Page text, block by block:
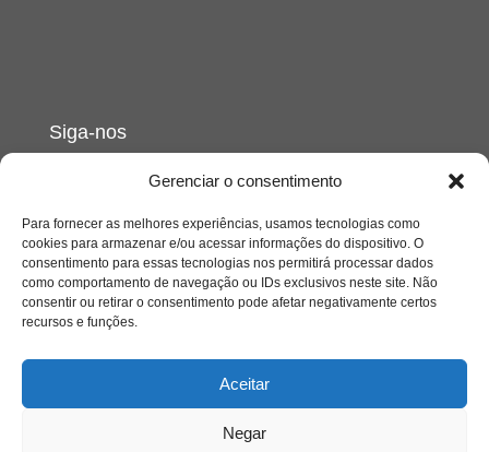
Gerenciar o consentimento
Para fornecer as melhores experiências, usamos tecnologias como
cookies para armazenar e/ou acessar informações do dispositivo. O
consentimento para essas tecnologias nos permitirá processar dados
como comportamento de navegação ou IDs exclusivos neste site. Não
consentir ou retirar o consentimento pode afetar negativamente certos
recursos e funções.
Aceitar
Negar
Siga-nos